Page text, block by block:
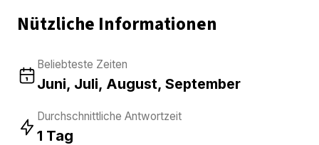
Nützliche Informationen
Beliebteste Zeiten
Juni, Juli, August, September
Durchschnittliche Antwortzeit
1 Tag